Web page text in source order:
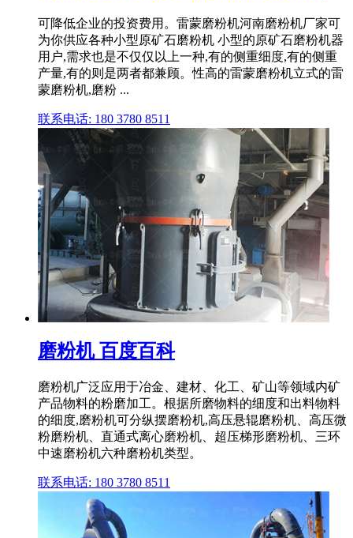
可降低企业的投资费用。雷蒙磨粉机河南磨粉机厂家可
为你供应各种小型原矿石磨粉机 小型的原矿石磨粉机器
用户,需求也是不仅仅以上一种,有的侧重细度,有的侧重
产量,有的则是两者都兼顾。性高的雷蒙磨粉机立式的雷
蒙磨粉机,磨粉 ...
联系电话: 180 3780 8511
磨粉机 百度百科
磨粉机广泛应用于冶金、建材、化工、矿山等领域内矿
产品物料的粉磨加工。根据所磨物料的细度和出料物料
的细度,磨粉机可分纵摆磨粉机,高压悬辊磨粉机、高压微
粉磨粉机、直通式离心磨粉机、超压梯形磨粉机、三环
中速磨粉机六种磨粉机类型。
联系电话: 180 3780 8511